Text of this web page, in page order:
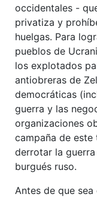
occidentales -
privatiza y
huelgas. Para
pueblos de
los explotados
antiobreras de
democráticas
guerra y las
organizaciones
campaña de
derrotar la
burgués ruso.
Antes de que